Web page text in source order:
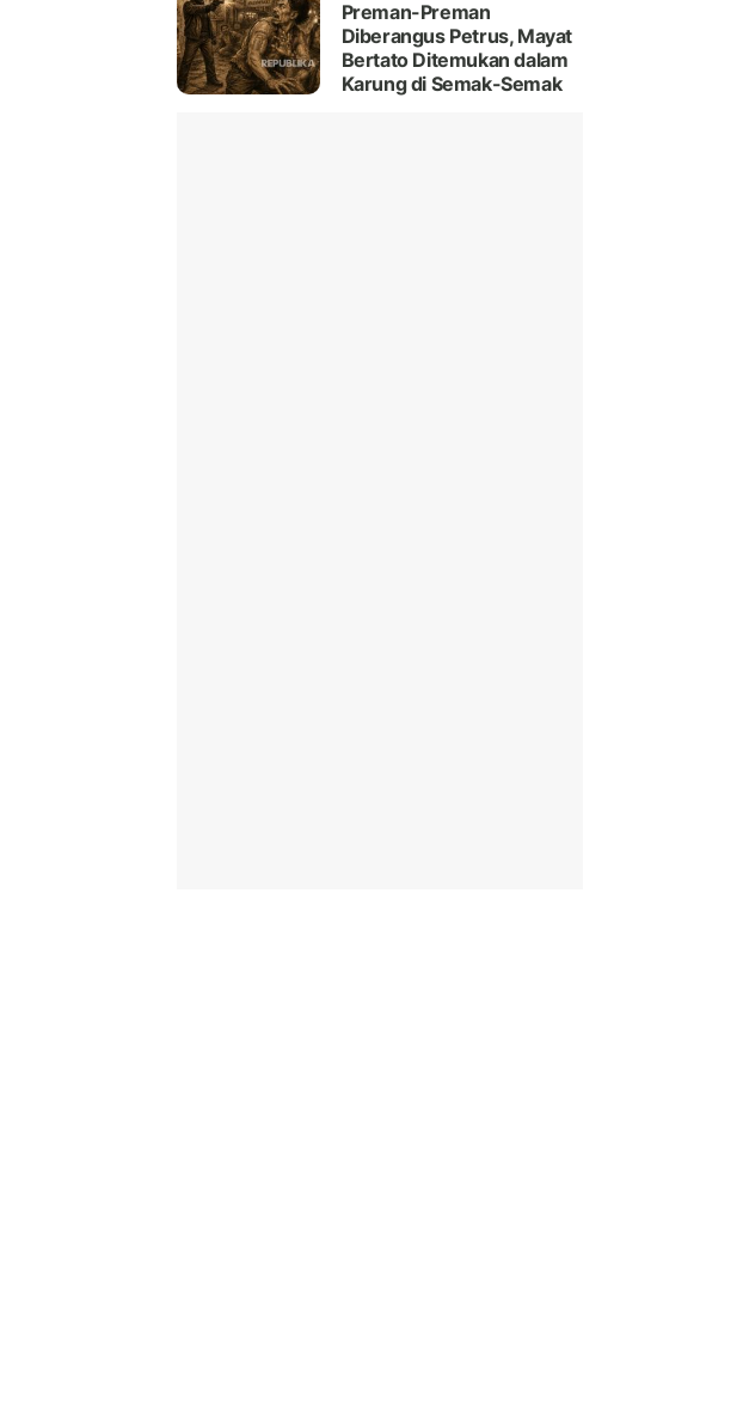
Preman-Preman
Diberangus Petrus, Mayat
Bertato Ditemukan dalam
Karung di Semak-Semak